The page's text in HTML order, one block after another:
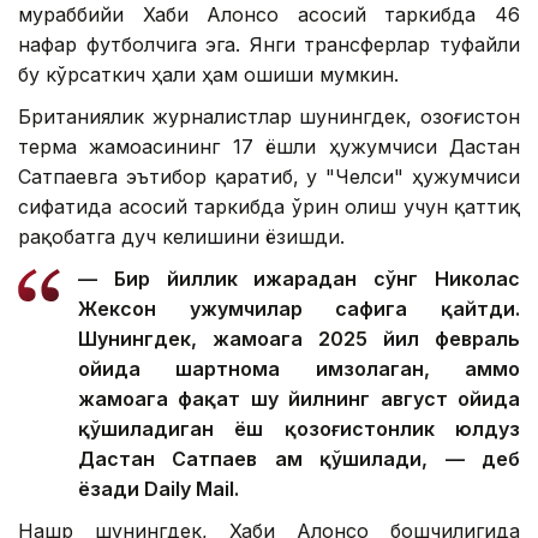
мураббийи Хаби Алонсо асосий таркибда 46
нафар футболчига эга. Янги трансферлар туфайли
бу кўрсаткич ҳали ҳам ошиши мумкин.
Британиялик журналистлар шунингдек, Қозоғистон
терма жамоасининг 17 ёшли ҳужумчиси Дастан
Сатпаевга эътибор қаратиб, у "Челси" ҳужумчиси
сифатида асосий таркибда ўрин олиш учун қаттиқ
рақобатга дуч келишини ёзишди.
— Бир йиллик ижарадан сўнг Николас
Жексон ҳужумчилар сафига қайтди.
Шунингдек, жамоага 2025 йил февраль
ойида шартнома имзолаган, аммо
жамоага фақат шу йилнинг август ойида
қўшиладиган ёш қозоғистонлик юлдуз
Дастан Сатпаев ҳам қўшилади, — деб
ёзади Daily Mail.
Нашр шунингдек, Хаби Алонсо бошчилигида